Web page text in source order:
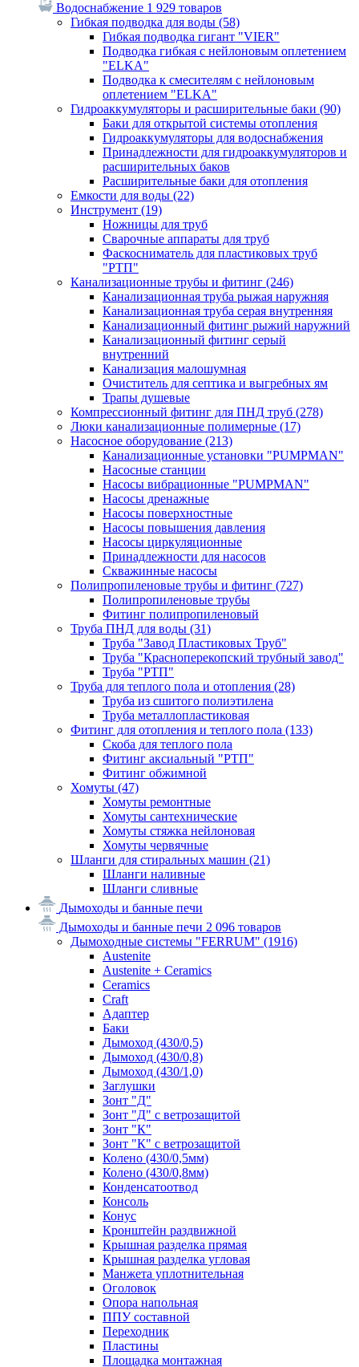
Водоснабжение 1 929 товаров
Гибкая подводка для воды (58)
Гибкая подводка гигант "VIER"
Подводка гибкая с нейлоновым оплетением
"ELKA"
Подводка к смесителям с нейлоновым
оплетением "ELKA"
Гидроаккумуляторы и расширительные баки (90)
Баки для открытой системы отопления
Гидроаккумуляторы для водоснабжения
Принадлежности для гидроаккумуляторов и
расширительных баков
Расширительные баки для отопления
Емкости для воды (22)
Инструмент (19)
Ножницы для труб
Сварочные аппараты для труб
Фаскосниматель для пластиковых труб
"РТП"
Канализационные трубы и фитинг (246)
Канализационная труба рыжая наружняя
Канализационная труба серая внутренняя
Канализационный фитинг рыжий наружний
Канализационный фитинг серый
внутренний
Канализация малошумная
Очиститель для септика и выгребных ям
Трапы душевые
Компрессионный фитинг для ПНД труб (278)
Люки канализационные полимерные (17)
Насосное оборудование (213)
Канализационные установки "PUMPMAN"
Насосные станции
Насосы вибрационные "PUMPMAN"
Насосы дренажные
Насосы поверхностные
Насосы повышения давления
Насосы циркуляционные
Принадлежности для насосов
Скважинные насосы
Полипропиленовые трубы и фитинг (727)
Полипропиленовые трубы
Фитинг полипропиленовый
Труба ПНД для воды (31)
Труба "Завод Пластиковых Труб"
Труба "Красноперекопский трубный завод"
Труба "РТП"
Труба для теплого пола и отопления (28)
Труба из сшитого полиэтилена
Труба металлопластиковая
Фитинг для отопления и теплого пола (133)
Скоба для теплого пола
Фитинг аксиальный "РТП"
Фитинг обжимной
Хомуты (47)
Хомуты ремонтные
Хомуты сантехнические
Хомуты стяжка нейлоновая
Хомуты червячные
Шланги для стиральных машин (21)
Шланги наливные
Шланги сливные
Дымоходы и банные печи
Дымоходы и банные печи 2 096 товаров
Дымоходные системы "FERRUM" (1916)
Austenite
Austenite + Ceramics
Ceramics
Craft
Адаптер
Баки
Дымоход (430/0,5)
Дымоход (430/0,8)
Дымоход (430/1,0)
Заглушки
Зонт "Д"
Зонт "Д" с ветрозащитой
Зонт "К"
Зонт "К" с ветрозащитой
Колено (430/0,5мм)
Колено (430/0,8мм)
Конденсатоотвод
Консоль
Конус
Кронштейн раздвижной
Крышная разделка прямая
Крышная разделка угловая
Манжета уплотнительная
Оголовок
Опора напольная
ППУ составной
Переходник
Пластины
Площадка монтажная